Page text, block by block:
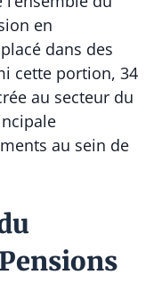
en
dans des
cette portion, 34
au secteur du
au sein de